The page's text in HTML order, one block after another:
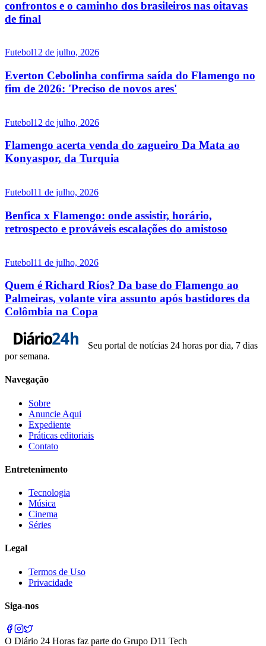
confrontos e o caminho dos brasileiros nas oitavas
de final
Futebol12 de julho, 2026
Everton Cebolinha confirma saída do Flamengo no
fim de 2026: 'Preciso de novos ares'
Futebol12 de julho, 2026
Flamengo acerta venda do zagueiro Da Mata ao
Konyaspor, da Turquia
Futebol11 de julho, 2026
Benfica x Flamengo: onde assistir, horário,
retrospecto e prováveis escalações do amistoso
Futebol11 de julho, 2026
Quem é Richard Ríos? Da base do Flamengo ao
Palmeiras, volante vira assunto após bastidores da
Colômbia na Copa
Seu portal de notícias 24 horas por dia, 7 dias
por semana.
Navegação
Sobre
Anuncie Aqui
Expediente
Práticas editoriais
Contato
Entretenimento
Tecnologia
Música
Cinema
Séries
Legal
Termos de Uso
Privacidade
Siga-nos
O Diário 24 Horas faz parte do Grupo D11 Tech